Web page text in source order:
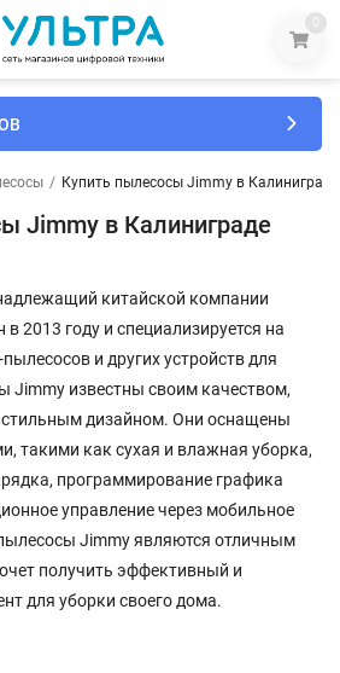
0
/ Купить пылесосы Jimmy в Калиниграде
Jimmy в Калиниграде
китайской компании
2013 году и специализируется на
и других устройств для
Jimmy известны своим качеством,
дизайном. Они оснащены
такими как сухая и влажная уборка,
программирование графика
управление через мобильное
Jimmy являются отличным
получить эффективный и
для уборки своего дома.